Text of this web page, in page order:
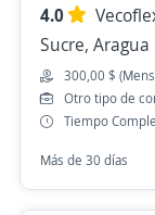
4.0
Sucre, Aragua
300,00 $
Otro tipo de
Tiempo
Más de 30 días